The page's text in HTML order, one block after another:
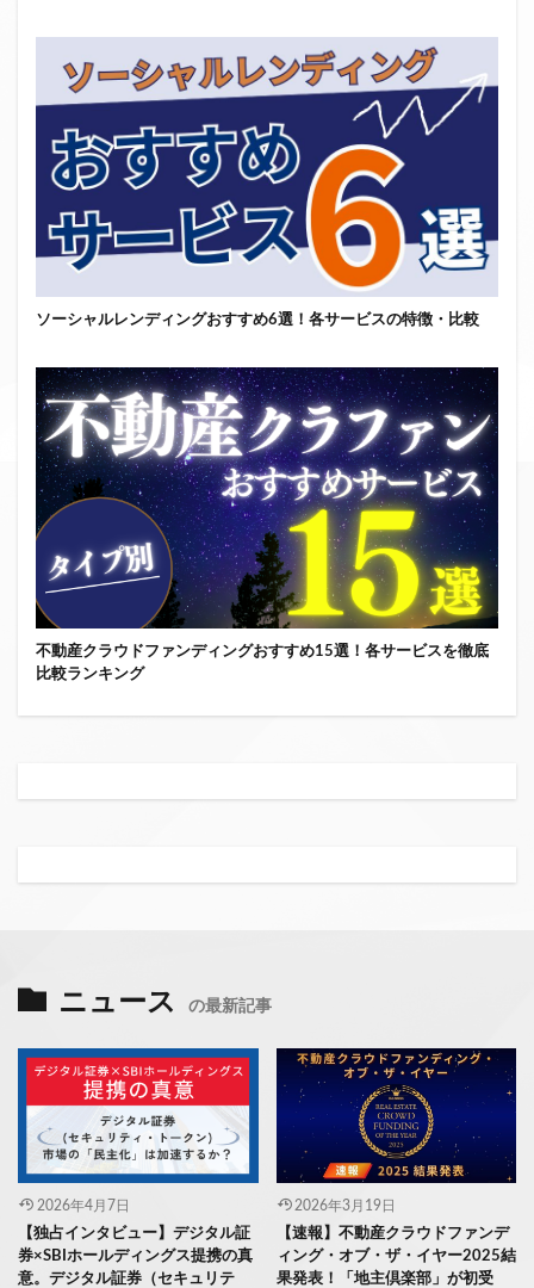
ソーシャルレンディングおすすめ6選！各サービスの特徴・比較
不動産クラウドファンディングおすすめ15選！各サービスを徹底
比較ランキング
ニュース の最新記事
2026年4月7日
【独占インタビュー】デジタル証
券×SBIホールディングス提携の真
意。デジタル証券（セキュリテ
2026年3月19日
【速報】不動産クラウドファンデ
ィング・オブ・ザ・イヤー2025結
果発表！「地主倶楽部」が初受